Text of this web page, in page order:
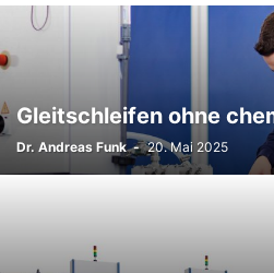
Gleitschleifen ohne
Dr. Andreas Funk - 20. Mai 2025